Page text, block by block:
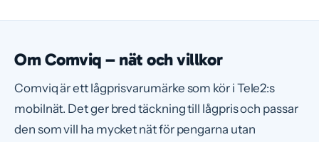
Om Comviq – nät och villkor
Comviq är ett lågprisvarumärke som kör i Tele2:s
mobilnät. Det ger bred täckning till lågpris och passar
den som vill ha mycket nät för pengarna utan